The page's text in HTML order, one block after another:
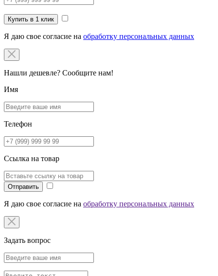
Купить в 1 клик
Я даю свое согласие на обработку персональных данных
Нашли дешевле? Сообщите нам!
Имя
Телефон
Ссылка на товар
Отправить
Я даю свое согласие на обработку персональных данных
Задать вопрос